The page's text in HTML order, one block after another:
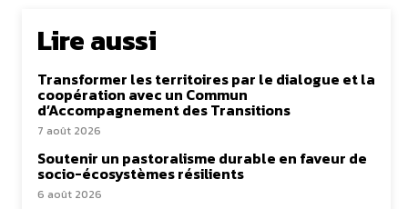
Lire aussi
Transformer les territoires par le dialogue et la
coopération avec un Commun
d’Accompagnement des Transitions
7 août 2026
Soutenir un pastoralisme durable en faveur de
socio-écosystèmes résilients
6 août 2026